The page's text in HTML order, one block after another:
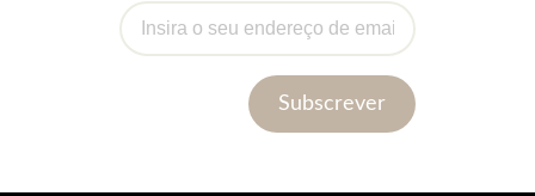
Subscrever